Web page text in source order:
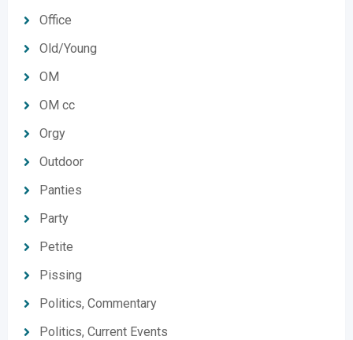
Office
Old/Young
OM
OM cc
Orgy
Outdoor
Panties
Party
Petite
Pissing
Politics, Commentary
Politics, Current Events